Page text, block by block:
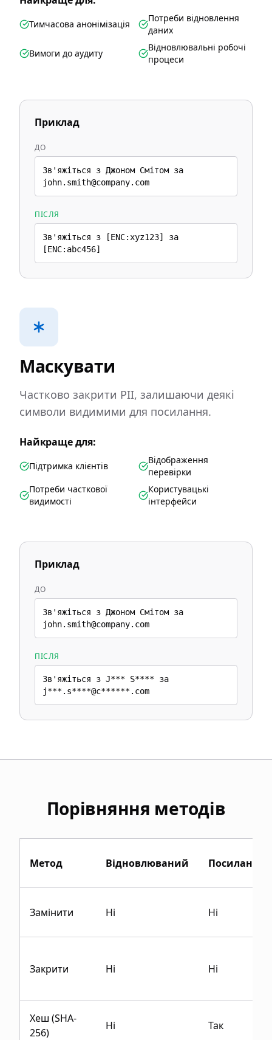
Тимчасова анонімізація
Потреби відновлення
даних
Вимоги до аудиту
Відновлювальні робочі
процеси
Приклад
ДО
Зв'яжіться з Джоном Смітом за
john.smith@company.com
ПІСЛЯ
Зв'яжіться з [ENC:xyz123] за
[ENC:abc456]
Маскувати
Частково закрити PII, залишаючи деякі
символи видимими для посилання.
Найкраще для:
Підтримка клієнтів
Відображення
перевірки
Потреби часткової
видимості
Користувацькі
інтерфейси
Приклад
ДО
Зв'яжіться з Джоном Смітом за
john.smith@company.com
ПІСЛЯ
Зв'яжіться з J*** S**** за
j***.s****@c******.com
Порівняння методів
Метод Відновлюваний Посилання
Замінити Ні Ні
Закрити Ні Ні
Хеш (SHA-
256)
Ні Так